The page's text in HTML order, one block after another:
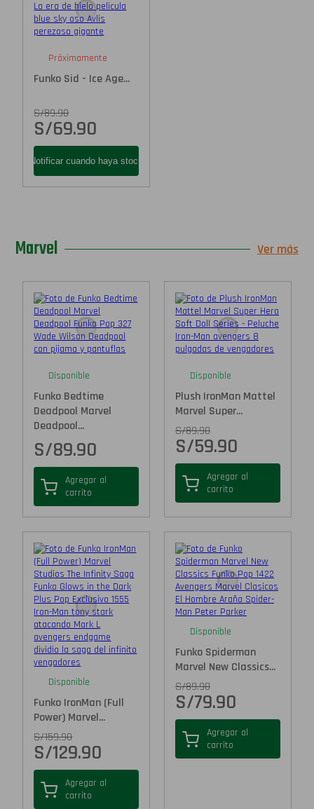
Próximamente
Funko Sid - Ice Age...
S/89.90
S/69.90
Marvel Ver más
Disponible
Funko Bedtime
Deadpool Marvel
Deadpool...
S/89.90
Agregar al
carrito
Disponible
Plush IronMan Mattel
Marvel Super...
S/89.90
S/59.90
Agregar al
carrito
Disponible
Funko IronMan (Full
Power) Marvel...
S/159.90
S/129.90
Agregar al
carrito
Disponible
Funko Spiderman
Marvel New Classics...
S/89.90
S/79.90
Agregar al
carrito